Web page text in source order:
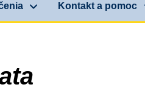
Kontakt a pomoc